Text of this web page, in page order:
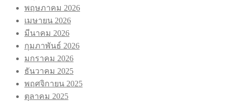
พฤษภาคม 2026
เมษายน 2026
มีนาคม 2026
กุมภาพันธ์ 2026
มกราคม 2026
ธันวาคม 2025
พฤศจิกายน 2025
ตุลาคม 2025